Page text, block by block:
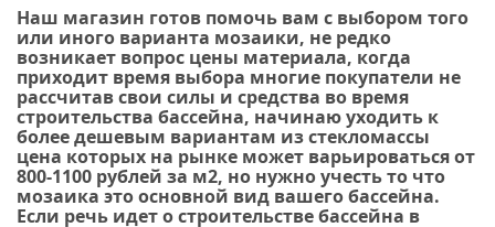
Наш магазин готов помочь вам с выбором того
или иного варианта мозаики, не редко
возникает вопрос цены материала, когда
приходит время выбора многие покупатели не
рассчитав свои силы и средства во время
строительства бассейна, начинаю уходить к
более дешевым вариантам из стекломассы
цена которых на рынке может варьироваться от
800-1100 рублей за м2, но нужно учесть то что
мозаика это основной вид вашего бассейна.
Если речь идет о строительстве бассейна в